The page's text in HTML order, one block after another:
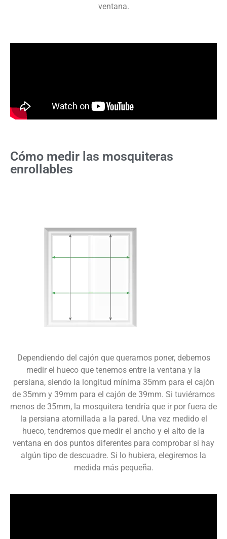
ventana.
Cómo medir las mosquiteras
enrollables
Dependiendo del cajón que queramos poner, debemos
medir el hueco que tenemos entre la ventana y la
persiana, siendo la longitud mínima 35mm para el cajón
de 35mm y 39mm para el cajón de 39mm. Si tuviéramos
menos de 35mm, la mosquitera tendría que ir por fuera de
la persiana atornillada a la pared. Una vez medido el
hueco, tendremos que medir el ancho y el alto de la
ventana en dos puntos diferentes para comprobar si hay
algún tipo de descuadre. Si lo hubiera, elegiremos la
medida más pequeña.